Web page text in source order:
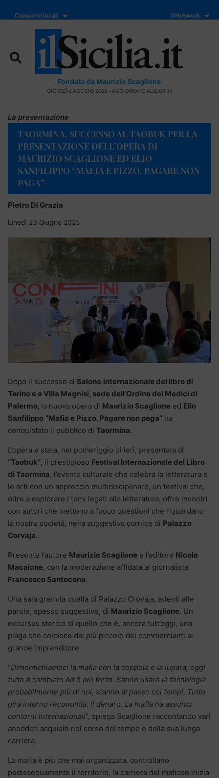
Cronache locali Il Network
Fondato da Maurizio Scaglione
GIOVEDÌ 6 AGOSTO 2026 - AGGIORNATO ALLE 09:36
La presentazione
TAORMINA, SUCCESSO AL TAOBUK PER LA
PRESENTAZIONE DELL’OPERA DI
MAURIZIO SCAGLIONE ED ELIO
SANFILIPPO “MAFIA E PIZZO. PAGARE NON
PAGA”
Pietro Di Grazia
lunedì 23 Giugno 2025
Dopo il successo al Salone internazionale del libro di
Torino e a Villa Magnisi, sede dell’Ordine dei Medici di
Palermo, la nuova opera di Maurizio Scaglione ed Elio
Sanfilippo “Mafia e Pizzo. Pagare non paga” ha
conquistato il pubblico di Taormina.
L’opera è stata, nel pomeriggio di ieri, presentata al
“Taobuk”, il prestigioso Festival Internazionale del Libro
di Taormina, l’evento culturale che celebra la letteratura e
le arti con un approccio multidisciplinare, un festival che,
oltre a esplorare i temi legati alla letteratura, offre incontri
con autori che mettono a fuoco questioni che riguardano
la nostra società, nella suggestiva cornice di Palazzo
Corvaja.
Presente l’autore Maurizio Scaglione e l’editore Nicola
Macaione, con la moderazione affidata al giornalista
Francesco Santocono.
Una sala gremita quella di Palazzo Crovaja, attenti alle
parole, spesso suggestive, di Maurizio Scaglione. Un
excursus storico di quello che è, ancora tutt’oggi, una
piaga che colpisce dal più piccolo dei commercianti al
grande imprenditore.
“Dimentichiamoci la mafia con la coppola e la lupara, oggi
tutto è cambiato ed è più forte. Sanno usare la tecnologia
probabilmente più di noi, stanno al passo coi tempi. Tutto
gira intorno l’economia, il denaro. La mafia ha assunto
contorni internazionali“, spiega Scaglione raccontando vari
aneddoti acquisiti nel corso del tempo e della sua lunga
carriera.
La mafia è più che mai organizzata, controllano
pedissequamente il territorio, la carriera del mafioso inizia